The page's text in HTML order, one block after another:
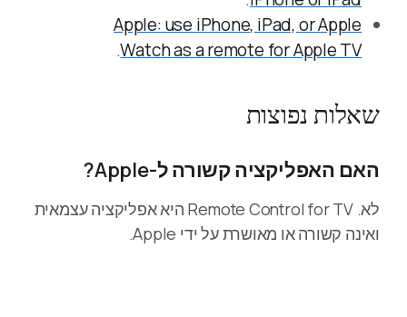
Apple: use iPhone, iPad, or Apple
Watch as a remote for Apple TV
.
שאלות נפוצות
האם האפליקציה קשורה ל-Apple?
לא. Remote Control for TV היא אפליקציה עצמאית
ואינה קשורה או מאושרת על ידי Apple.